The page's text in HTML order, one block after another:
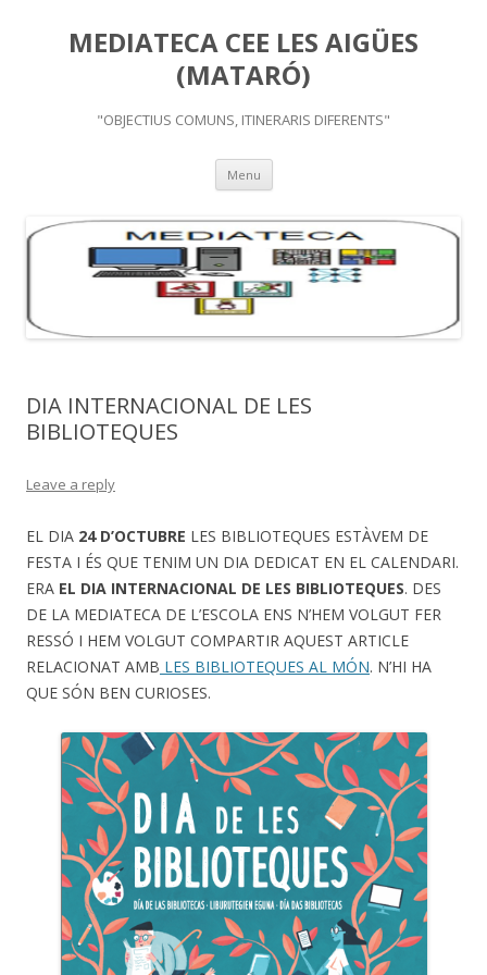
MEDIATECA CEE LES AIGÜES
(MATARÓ)
"OBJECTIUS COMUNS, ITINERARIS DIFERENTS"
Menu Skip
content
DIA INTERNACIONAL DE LES
BIBLIOTEQUES
Leave a reply
EL DIA 24 D’OCTUBRE LES BIBLIOTEQUES ESTÀVEM DE
FESTA I ÉS QUE TENIM UN DIA DEDICAT EN EL CALENDARI.
ERA EL DIA INTERNACIONAL DE LES BIBLIOTEQUES. DES
DE LA MEDIATECA DE L’ESCOLA ENS N’HEM VOLGUT FER
RESSÓ I HEM VOLGUT COMPARTIR AQUEST ARTICLE
RELACIONAT AMB LES BIBLIOTEQUES AL MÓN. N’HI HA
QUE SÓN BEN CURIOSES.